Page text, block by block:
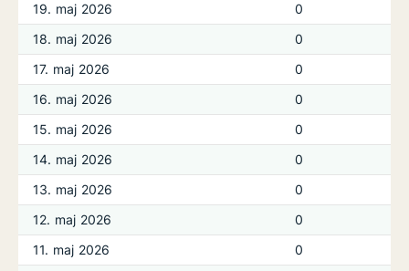
19. maj 2026
0
18. maj 2026
0
17. maj 2026
0
16. maj 2026
0
15. maj 2026
0
14. maj 2026
0
13. maj 2026
0
12. maj 2026
0
11. maj 2026
0